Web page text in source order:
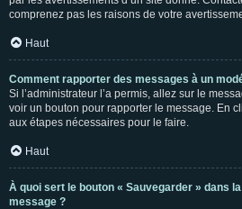
comprenez pas les raisons de votre
Haut
Comment rapporter des messages à un
Si l’administrateur l’a permis, allez sur le
voir un bouton pour rapporter le message. En
aux étapes nécessaires pour le faire.
Haut
À quoi sert le bouton « Sauvegarder » dans
message ?